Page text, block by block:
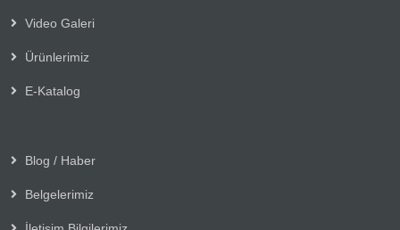
Video Galeri
Ürünlerimiz
E-Katalog
Blog / Haber
Belgelerimiz